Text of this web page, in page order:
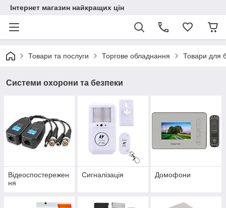
Інтернет магазин найкращих цін
Товари та послуги Торгове обладнання Товари для
Системи охорони та безпеки
Відеоспостережен
ня
Сигналізація Домофони